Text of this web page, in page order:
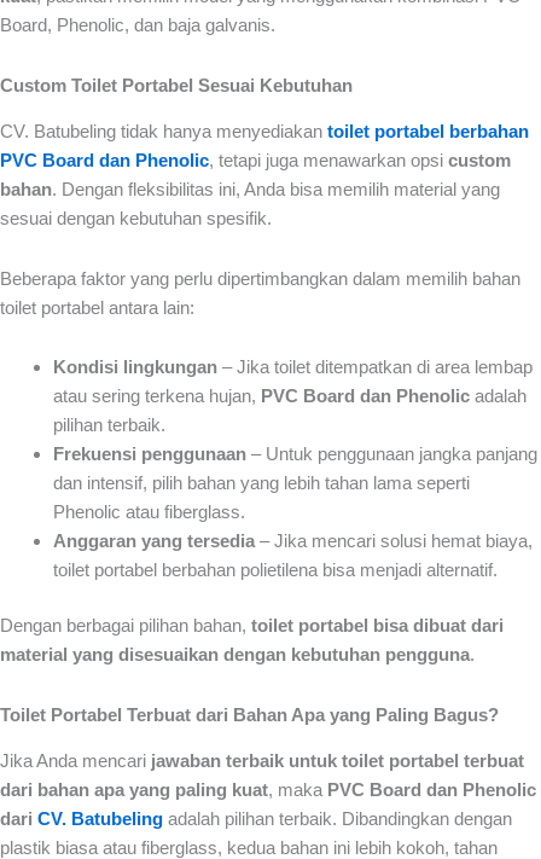
Board, Phenolic, dan baja galvanis.
Custom Toilet Portabel Sesuai Kebutuhan
CV. Batubeling tidak hanya menyediakan toilet portabel berbahan
PVC Board dan Phenolic, tetapi juga menawarkan opsi custom
bahan. Dengan fleksibilitas ini, Anda bisa memilih material yang
sesuai dengan kebutuhan spesifik.
Beberapa faktor yang perlu dipertimbangkan dalam memilih bahan
toilet portabel antara lain:
Kondisi lingkungan– Jika toilet ditempatkan di area lembap
atau sering terkena hujan, PVC Board dan Phenolicadalah
pilihan terbaik.
Frekuensi penggunaan– Untuk penggunaan jangka panjang
dan intensif, pilih bahan yang lebih tahan lama seperti
Phenolic atau fiberglass.
Anggaran yang tersedia– Jika mencari solusi hemat biaya,
toilet portabel berbahan polietilena bisa menjadi alternatif.
Dengan berbagai pilihan bahan, toilet portabel bisa dibuat dari
material yang disesuaikan dengan kebutuhan pengguna.
Toilet Portabel Terbuat dari Bahan Apa yang Paling Bagus?
Jika Anda mencari jawaban terbaik untuk toilet portabel terbuat
dari bahan apa yang paling kuat, maka PVC Board dan Phenolic
dari CV. Batubeling adalah pilihan terbaik. Dibandingkan dengan
plastik biasa atau fiberglass, kedua bahan ini lebih kokoh, tahan